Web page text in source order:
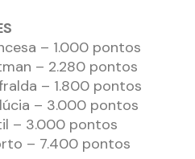
– 1.000 pontos
– 2.280 pontos
– 1.800 pontos
– 3.000 pontos
– 3.000 pontos
– 7.400 pontos